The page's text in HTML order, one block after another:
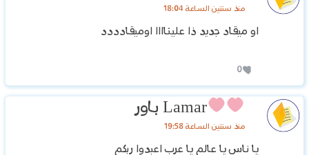
منذ سنتين الساعة 18:04
او ميقاد جديد ذا عليناااا اوميقادددد
0
Lamar باور
منذ سنتين الساعة 19:58
يا ناس يا عالم يا عرب اعبدوا ربكم